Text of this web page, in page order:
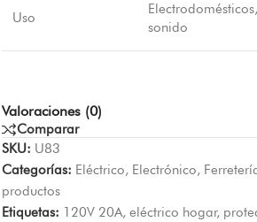
Uso
sonido
Valoraciones (0)
Comparar
SKU: U83
Categorías: Eléctrico, Electrónico,
productos
Etiquetas: 120V 20A, eléctrico hogar,